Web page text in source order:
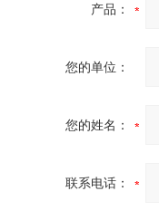
产品：
您的单位：
您的姓名：
联系电话：